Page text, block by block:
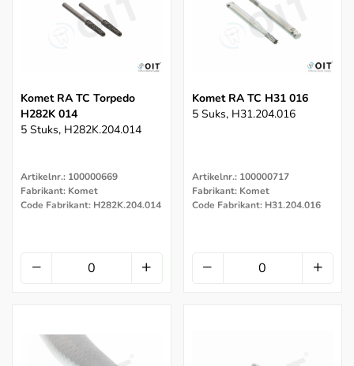
Komet RA TC Torpedo
H282K 014
5 Stuks, H282K.204.014
Artikelnr.: 100000669
Fabrikant: Komet
Code Fabrikant: H282K.204.014
Komet RA TC H31 016
5 Suks, H31.204.016
Artikelnr.: 100000717
Fabrikant: Komet
Code Fabrikant: H31.204.016